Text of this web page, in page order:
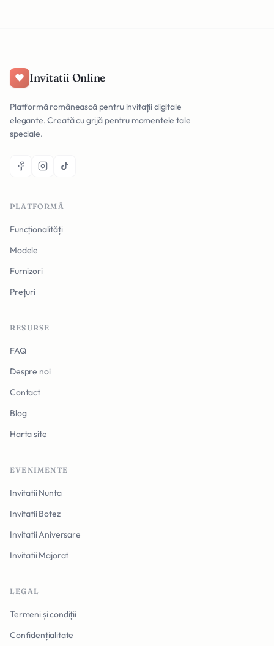
Invitatii Online
Platformă românească pentru invitații digitale
elegante. Creată cu grijă pentru momentele tale
speciale.
PLATFORMĂ
Funcționalități
Modele
Furnizori
Prețuri
RESURSE
FAQ
Despre noi
Contact
Blog
Harta site
EVENIMENTE
Invitatii Nunta
Invitatii Botez
Invitatii Aniversare
Invitatii Majorat
LEGAL
Termeni și condiții
Confidențialitate